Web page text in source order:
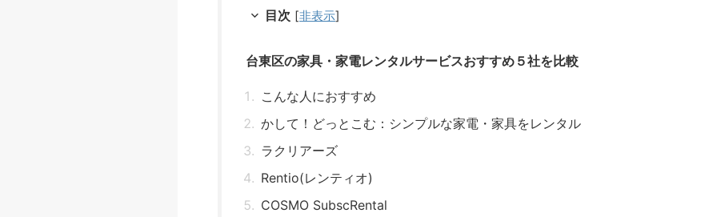
目次 [非表示]
台東区の家具・家電レンタルサービスおすすめ５社を比較
こんな人におすすめ
かして！どっとこむ：シンプルな家電・家具をレンタル
ラクリアーズ
Rentio(レンティオ)
COSMO SubscRental